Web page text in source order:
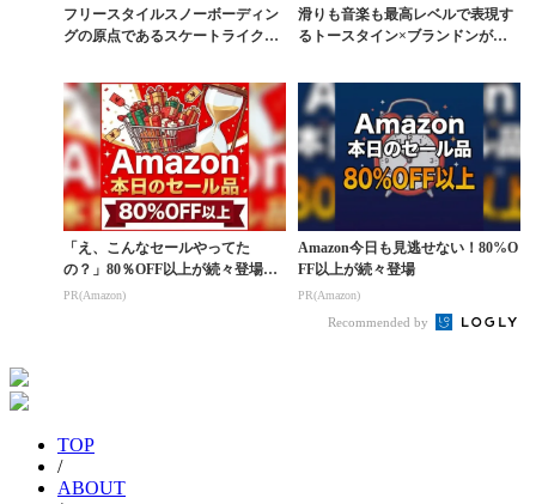
フリースタイルスノーボーディン
グの原点であるスケートライクな
滑りも音楽も最高レベルで表現す
るトースタイン×ブランドンが贈
「え、こんなセールやってた
の？」80％OFF以上が続々登場！
Amazonの本気が...
PR(Amazon)
Amazon今日も見逃せない！80%O
FF以上が続々登場
PR(Amazon)
Recommended by
TOP
/
ABOUT